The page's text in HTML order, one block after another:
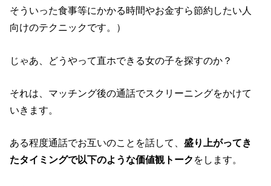
そういった食事等にかかる時間やお金すら節約したい人
向けのテクニックです。）
じゃあ、どうやって直ホできる女の子を探すのか？
それは、マッチング後の通話でスクリーニングをかけて
いきます。
ある程度通話でお互いのことを話して、盛り上がってき
たタイミングで以下のような価値観トーク をします。